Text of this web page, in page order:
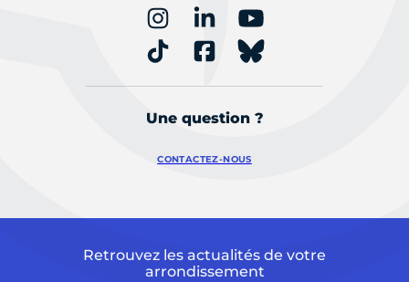
Une question ?
CONTACTEZ-NOUS
Retrouvez les actualités de votre
arrondissement